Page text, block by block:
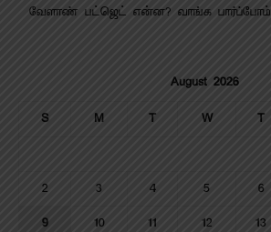
வேளாண் பட்ஜெட் என்ன? வாங்க பார்ப்போம்
August 2026
S M T W T
2 3 4 5 6
9 10 11 12 13